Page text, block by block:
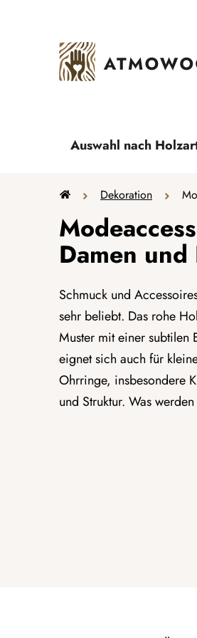
Auswahl nach
StartseiteDekoration
Damen
Schmuck und
sehr beliebt. Das rohe
Muster mit einer subtilen
eignet sich auch für
Ohrringe, insbesondere
und Struktur. Was